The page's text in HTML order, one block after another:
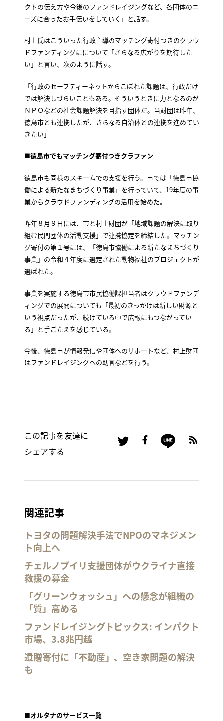
クトの伝え方や今後のファンドレイジングなど、各団体のニ
ーズに合ったお手伝いをしていく」と話す。
村上氏はこういった行政主導のマッチング寄付つきのクラウ
ドファンディングにについて「さらなる広がりを期待した
い」と言い、次のように話す。
「行政のセーフティーネットからこぼれた課題は、行政だけ
では解決しづらいこともある。そういうときに力となるのが
ＮＰＯなどの社会課題解決を目指す団体だ。当財団は昨年、
徳島市とも連携したが、さらなる自治体との連携を進めてい
きたい」
■徳島市でもマッチング寄付つきクラファン
徳島市も同様のスキームでの支援を行う。市では「徳島市協
働による新たなまちづくり事業」を行っていて、19年度の事
業からクラウドファンディングの活用を始めた。
昨年８月９日には、市と村上財団が「地域課題の解決に取り
組む民間団体の活動支援」で連携協定を締結した。マッチン
グ寄付の第１号には、「徳島市協働による新たなまちづくり
事業」の令和４年度に選定された動物福祉のプロジェクトが
選ばれた。
事業を実施する徳島市市民協働課担当者はクラウドファンデ
ィングでの展開についても「最初のきっかけは新しい財源と
いう視点だったが、続けている中で広報にもつながってい
る」と手ごたえを感じている。
今後、徳島市が情報発信や団体へのサポートなど、村上財団
はファンドレイジングへの助言などを行う。
この記事を友達に
シェアする
関連記事
トヨタの問題解決手法でNPOのマネジメン
ト向上へ
チェルノブイリ支援団体がウクライナ直接
救援の募金
「グリーンウォッシュ」への懸念が組織の
「質」高める
ファンドレイジングトピックス: インパクト
市場、3.8兆円越
遺贈寄付に「不動産」、空き家問題の解決
も
■オルタナのサービス一覧